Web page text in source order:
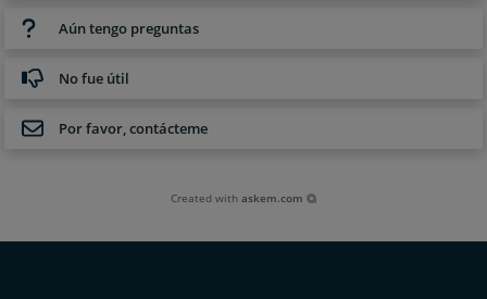
Aún tengo preguntas
No fue útil
Por favor, contácteme
Created withaskem.com